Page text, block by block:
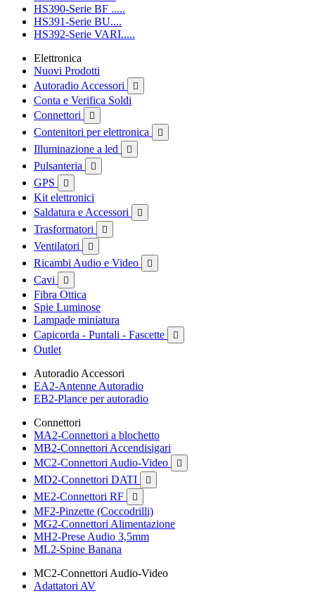
HS390-Serie BF .....
HS391-Serie BU....
HS392-Serie VARI.....
Elettronica
Nuovi Prodotti
Autoradio Accessori

Conta e Verifica Soldi
Connettori

Contenitori per elettronica 
Illuminazione a led 
Pulsanteria 
GPS 
Kit elettronici
Saldatura e Accessori

Trasformatori 
Ventilatori 
Ricambi Audio e Video 
Cavi 
Fibra Ottica
Spie Luminose
Lampade miniatura
Capicorda - Puntali - Fascette

Outlet
Autoradio Accessori
EA2-Antenne Autoradio
EB2-Plance per autoradio
Connettori
MA2-Connettori a blochetto
MB2-Connettori Accendisigari
MC2-Connettori Audio-Video

MD2-Connettori DATI 
ME2-Connettori RF 
MF2-Pinzette (Coccodrilli)
MG2-Connettori Alimentazione
MH2-Prese Audio 3,5mm
ML2-Spine Banana
MC2-Connettori Audio-Video
Adattatori AV